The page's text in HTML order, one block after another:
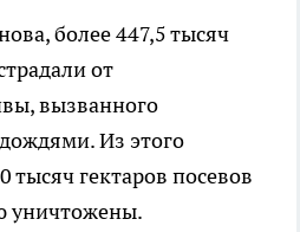
более 447,5 тысяч
от
вызванного
Из этого
тысяч гектаров посевов
уничтожены.